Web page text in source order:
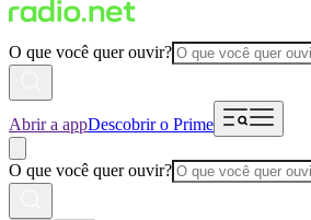
O que você quer ouvir?
Abrir a appDescobrir o Prime
O que você quer ouvir?